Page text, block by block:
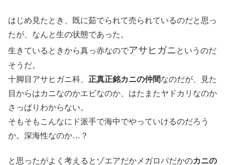
はじめ見たとき、既に茹でられて売られているのだと思っ
たが、なんと生の状態であった。
生きているときから真っ赤なのでアサヒガニ というのだ
そうだ。
十脚目アサヒガニ科、 正真正銘カニの仲間なのだが、見た
目からはカニなのかエビなのか、はたまたヤドカリなのか
さっぱりわからない。
そもそもこんなにド派手で海中でやっていけるのだろう
か。深海性なのか…？
と思ったがよく考えるとゾエアだかメガロパだかのカニの